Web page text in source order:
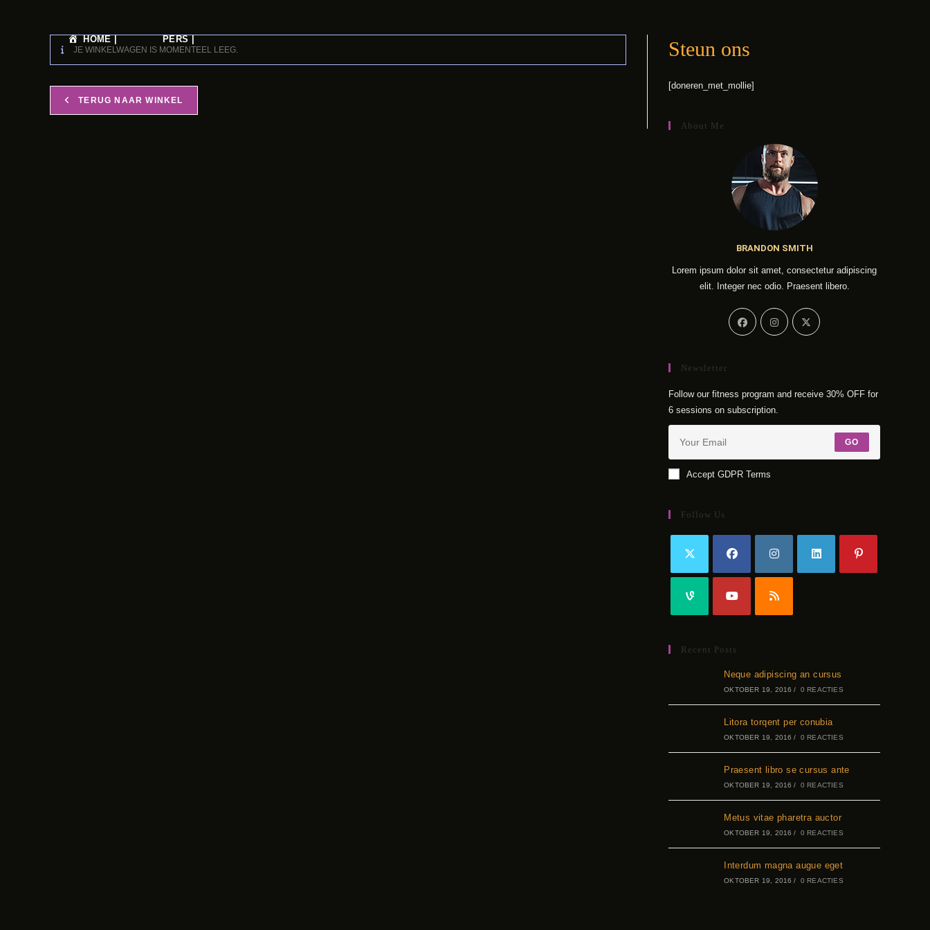
HOME | PERS |
JE WINKELWAGEN IS MOMENTEEL LEEG.
TERUG NAAR WINKEL
Steun ons
[doneren_met_mollie]
About Me
BRANDON SMITH
Lorem ipsum dolor sit amet, consectetur adipiscing
elit. Integer nec odio. Praesent libero.
Newsletter
Follow our fitness program and receive 30% OFF for
6 sessions on subscription.
GO
Accept GDPR Terms
Follow Us
Recent Posts
Neque adipiscing an cursus
OKTOBER 19, 2016 / 0 REACTIES
Litora torqent per conubia
OKTOBER 19, 2016 / 0 REACTIES
Praesent libro se cursus ante
OKTOBER 19, 2016 / 0 REACTIES
Metus vitae pharetra auctor
OKTOBER 19, 2016 / 0 REACTIES
Interdum magna augue eget
OKTOBER 19, 2016 / 0 REACTIES